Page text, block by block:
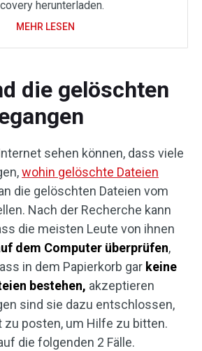
herunterladen.
MEHR LESEN
die gelöschten
sehen können, dass viele
wohin gelöschte Dateien
die gelöschten Dateien vom
Nach der Recherche kann
die meisten Leute von ihnen
dem Computer überprüfen,
in dem Papierkorb gar keine
bestehen, akzeptieren
sind sie dazu entschlossen,
zu posten, um Hilfe zu bitten.
die folgenden 2 Fälle.